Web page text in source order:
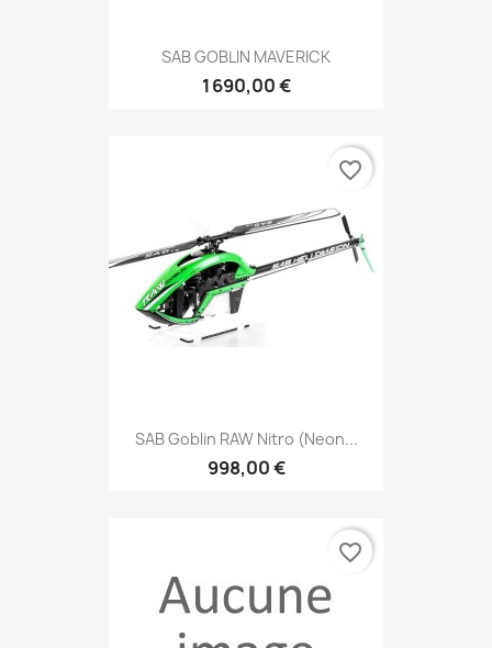
SAB GOBLIN MAVERICK
1 690,00 €
SAB Goblin RAW Nitro (Neon...
998,00 €
favorite_border
favorite_border